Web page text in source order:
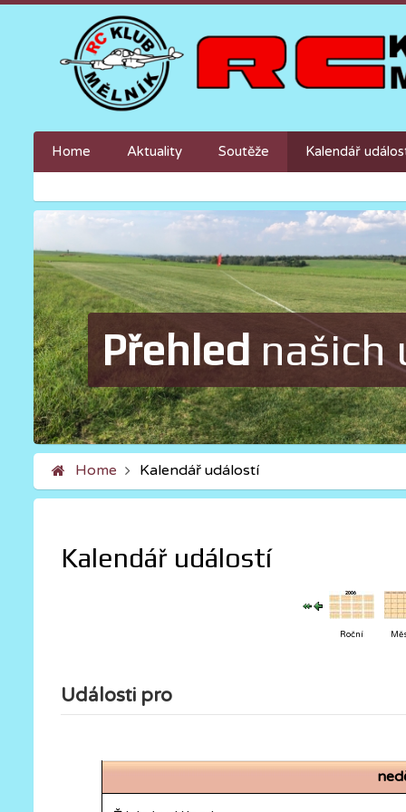
Home Aktuality Soutěže Kalendář
Přehled našich
Home Kalendář událostí
Kalendář událostí
Roční
Události pro